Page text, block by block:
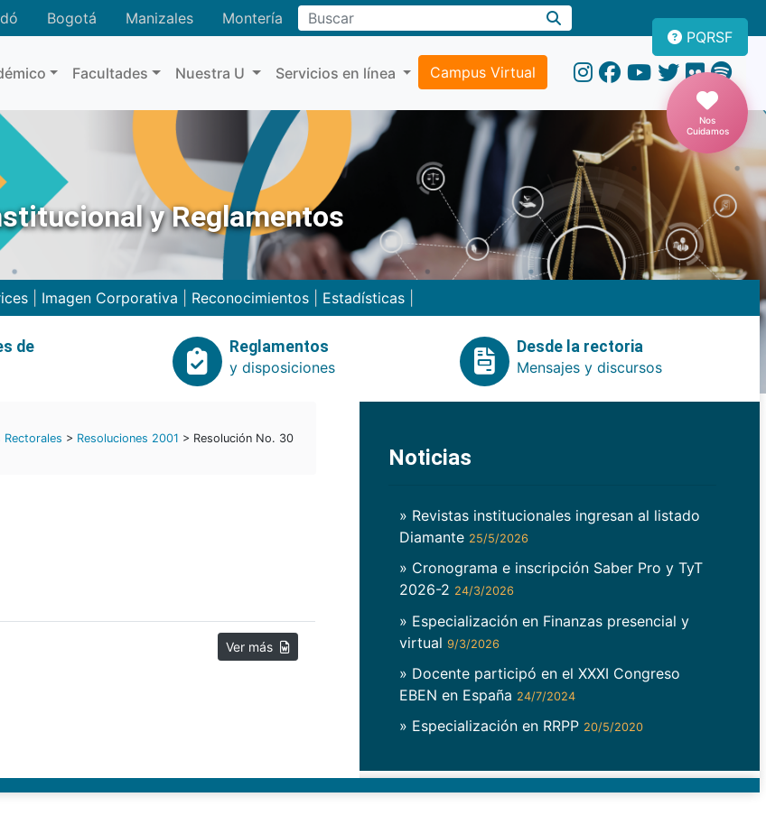
Bogotá Manizales MonteríaBuscar
Facultades Nuestra U Servicios en línea Campus Virtual
PQRSF
Nos
Cuidamos
y Reglamentos
Imagen Corporativa Reconocimientos Estadísticas
de
Reglamentos
y disposiciones
Desde la rectoria
Mensajes y discursos
Rectorales > Resoluciones 2001 > Resolución No. 30
Noticias
» Revistas institucionales ingresan al listado
Diamante 25/5/2026
» Cronograma e inscripción Saber Pro y TyT
2026-2 24/3/2026
» Especialización en Finanzas presencial y
virtual 9/3/2026
» Docente participó en el XXXI Congreso
EBEN en España 24/7/2024
» Especialización en RRPP 20/5/2020